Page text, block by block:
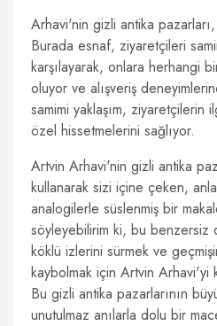
Arhavi'nin gizli antika
Burada esnaf, ziyaretçileri
karşılayarak, onlara herhangi
oluyor ve alışveriş
samimi yaklaşım, ziyaretçilerin
özel hissetmelerini sağlıyor.
Artvin Arhavi'nin gizli antika
kullanarak sizi içine çeken,
analogilerle süslenmiş bir
söyleyebilirim ki, bu benzersiz
köklü izlerini sürmek ve
kaybolmak için Artvin Arhavi'yi
Bu gizli antika pazarlarının
unutulmaz anılarla dolu bir